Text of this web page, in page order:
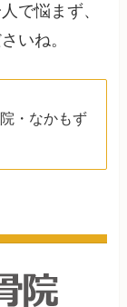
で悩まず、
いね。
・なかもず